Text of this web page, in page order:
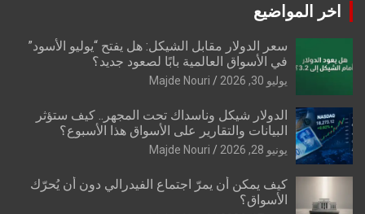
اخر المواضيع
سعر الدولار مقابل الشيكل: هل يفتح “يوليو الأسود”
في الأسواق العالمية بابًا لصعود جديد؟
يوليو 30, 2026 Majde Nouri
الدولار شيكل وناسداك تحت المجهر.. كيف ستؤثر
البيانات والتقارير على الأسواق هذا الأسبوع؟
يونيو 28, 2026 Majde Nouri
كيف يمكن أن يمرّ اجتماع الفيدرالي دون أن يُحرّك
الأسواق؟